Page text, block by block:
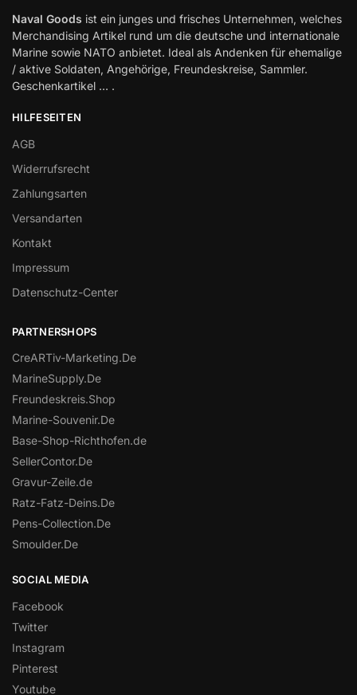
Naval Goods ist ein junges und frisches Unternehmen, welches
Merchandising Artikel rund um die deutsche und internationale
Marine sowie NATO anbietet. Ideal als Andenken für ehemalige
/ aktive Soldaten, Angehörige, Freundeskreise, Sammler.
Geschenkartikel … .
HILFESEITEN
AGB
Widerrufsrecht
Zahlungsarten
Versandarten
Kontakt
Impressum
Datenschutz-Center
PARTNERSHOPS
CreARTiv-Marketing.De
MarineSupply.De
Freundeskreis.Shop
Marine-Souvenir.De
Base-Shop-Richthofen.de
SellerContor.De
Gravur-Zeile.de
Ratz-Fatz-Deins.De
Pens-Collection.De
Smoulder.De
SOCIAL MEDIA
Facebook
Twitter
Instagram
Pinterest
Youtube